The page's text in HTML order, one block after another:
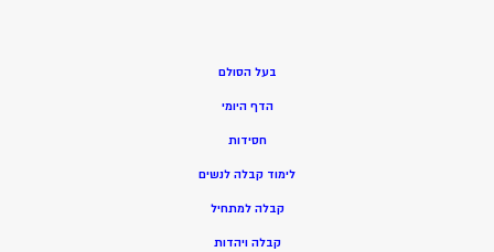
בעל הסולם
הדף היומי
חסידות
לימוד קבלה לנשים
קבלה למתחיל
קבלה ויהדות